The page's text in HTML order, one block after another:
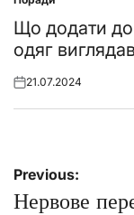
Posted
in
Що додати
одяг
Posted
21.07.2024
Навігація
записів
Previous:
Нервове